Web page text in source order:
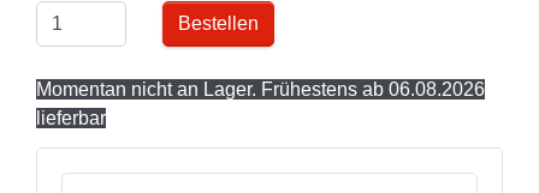
Bestellen
Momentan nicht an Lager. Frühestens ab 06.08.2026
lieferbar